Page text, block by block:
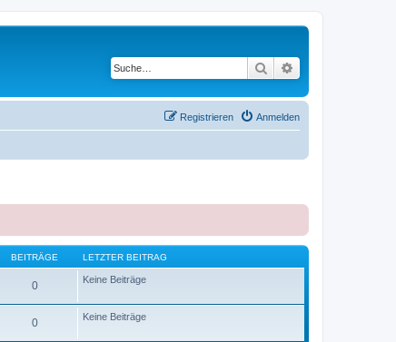
Suche
Anmelden
Registrieren
BEITRÄGE LETZTER BEITRAG
0 Keine Beiträge
0 Keine Beiträge